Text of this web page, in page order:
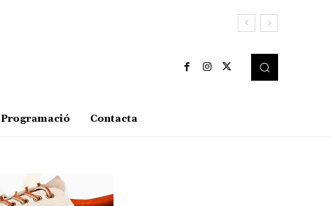
Programació Contacta